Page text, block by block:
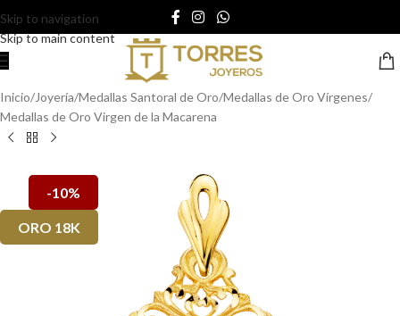
Skip to navigation
Skip to main content
Inicio/Joyería/Medallas Santoral de Oro/Medallas de Oro Vírgenes/
Medallas de Oro Virgen de la Macarena
-10%
ORO 18K